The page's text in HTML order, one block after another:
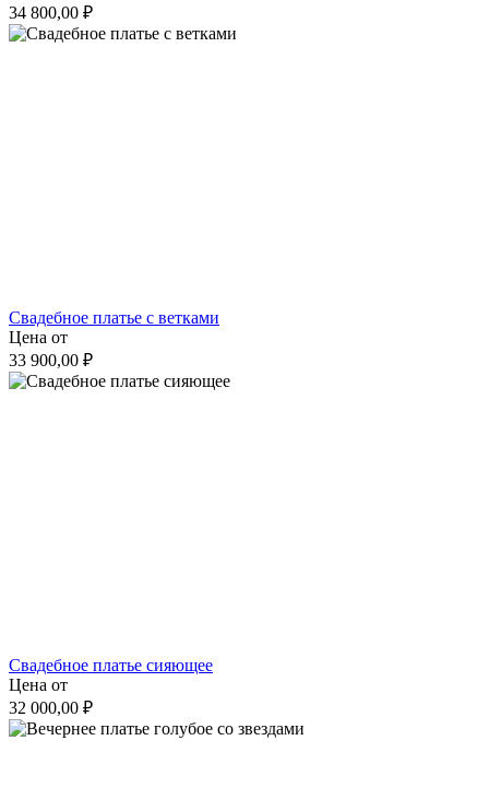
34 800,00 ₽
Свадебное платье с ветками
Цена от
33 900,00 ₽
Свадебное платье сияющее
Цена от
32 000,00 ₽